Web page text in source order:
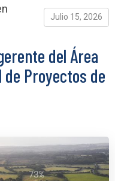
Julio 15, 2026
del Área
de Proyectos de